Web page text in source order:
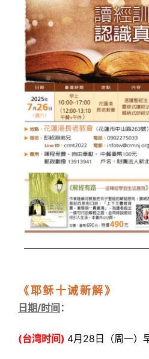
《耶稣十诫新解》
日期/时间 ：
(台湾时间) 4月28日（周一）